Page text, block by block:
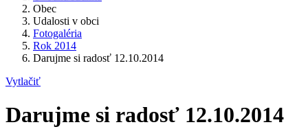
Obec
Udalosti v obci
Fotogaléria
Rok 2014
Darujme si radosť 12.10.2014
Vytlačiť
Darujme si radosť 12.10.2014